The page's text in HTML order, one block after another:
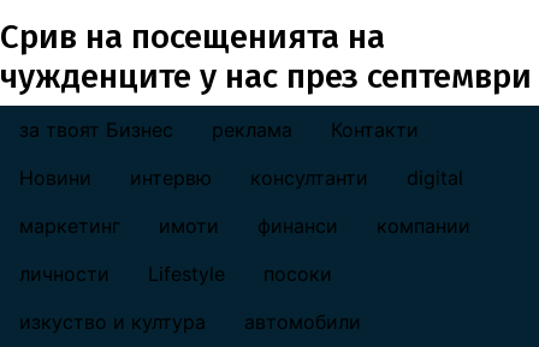
Срив на посещенията на
чужденците у нас през септември
за твоят Бизнес реклама Контакти
footer_statii
Новини интервю консултанти
digital
маркетинг
имоти финанси
компании
личности
Lifestyle
посоки
изкуство и култура
автомобили